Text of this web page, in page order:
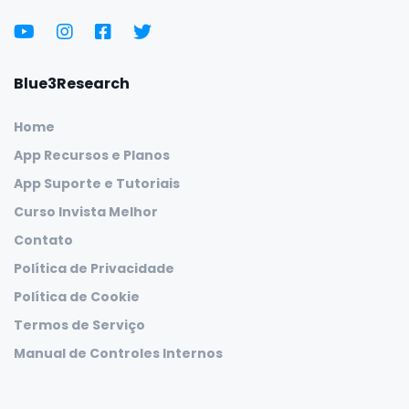
Blue3Research
Home
App Recursos e Planos
App Suporte e Tutoriais
Curso Invista Melhor
Contato
Política de Privacidade
Política de Cookie
Termos de Serviço
Manual de Controles Internos